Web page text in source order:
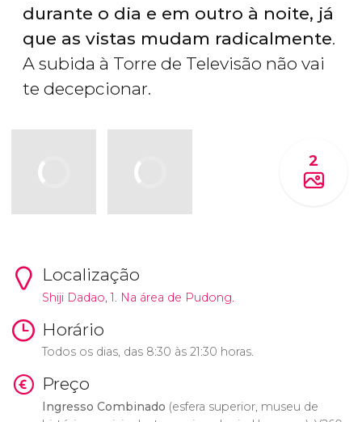
durante o dia e em outro à noite, já
que as vistas mudam radicalmente.
A subida à Torre de Televisão não vai
te decepcionar.
2
Localização
Shiji Dadao, 1. Na área de Pudong.
Horário
Todos os dias, das 8:30 às 21:30 horas.
Preço
Ingresso Combinado (esfera superior, museu de